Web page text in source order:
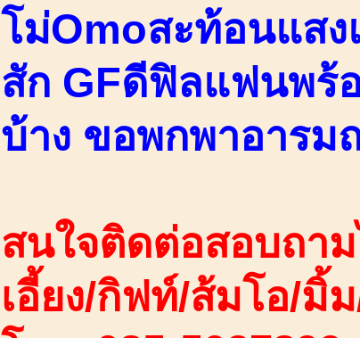
โม่Omoสะท้อนแสง
สัก GFดีฟิลแฟนพร้
บ้าง ขอพกพาอารม
สนใจติดต่อสอบถา
เอี้ยง/กิฟท์/ส้มโอ/มิ้ม